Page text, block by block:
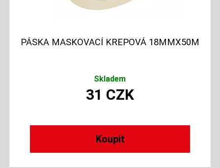
PÁSKA MASKOVACÍ KREPOVÁ 18MMX50M
Skladem
31 CZK